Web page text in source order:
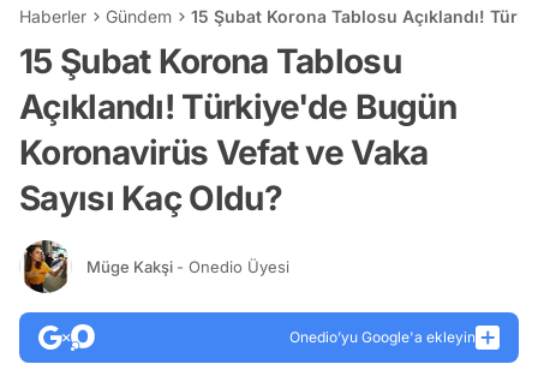
Haberler Gündem 15 Şubat Korona Tablosu Açıklandı!
15 Şubat Korona Tablosu
Açıklandı! Türkiye'de Bugün
Koronavirüs Vefat ve Vaka
Sayısı Kaç Oldu?
Müge Kakşi - Onedio Üyesi
Onedio’yu Google'a ekleyin